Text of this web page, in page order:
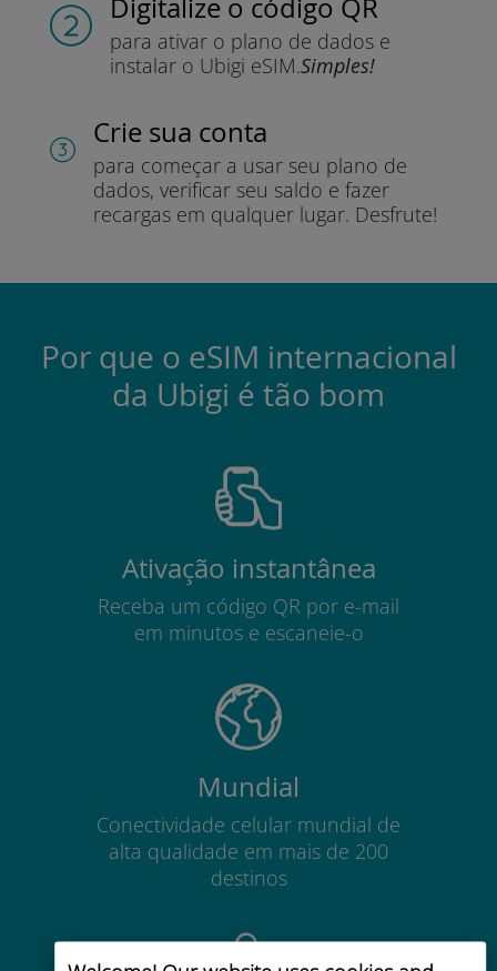
Digitalize o código QR
para ativar o plano de dados e
instalar o Ubigi eSIM.Simples!
Crie sua conta
para começar a usar seu plano de
dados, verificar seu saldo e fazer
recargas em qualquer lugar. Desfrute!
Por que o eSIM internacional
da Ubigi é tão bom
Ativação instantânea
Receba um código QR por e-mail
em minutos e escaneie-o
Mundial
Conectividade celular mundial de
alta qualidade em mais de 200
destinos